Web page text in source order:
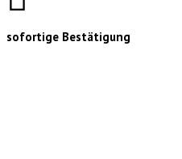
sofortige Bestätigung